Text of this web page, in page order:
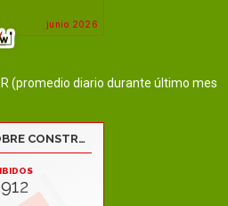
(promedio diario durante último mes